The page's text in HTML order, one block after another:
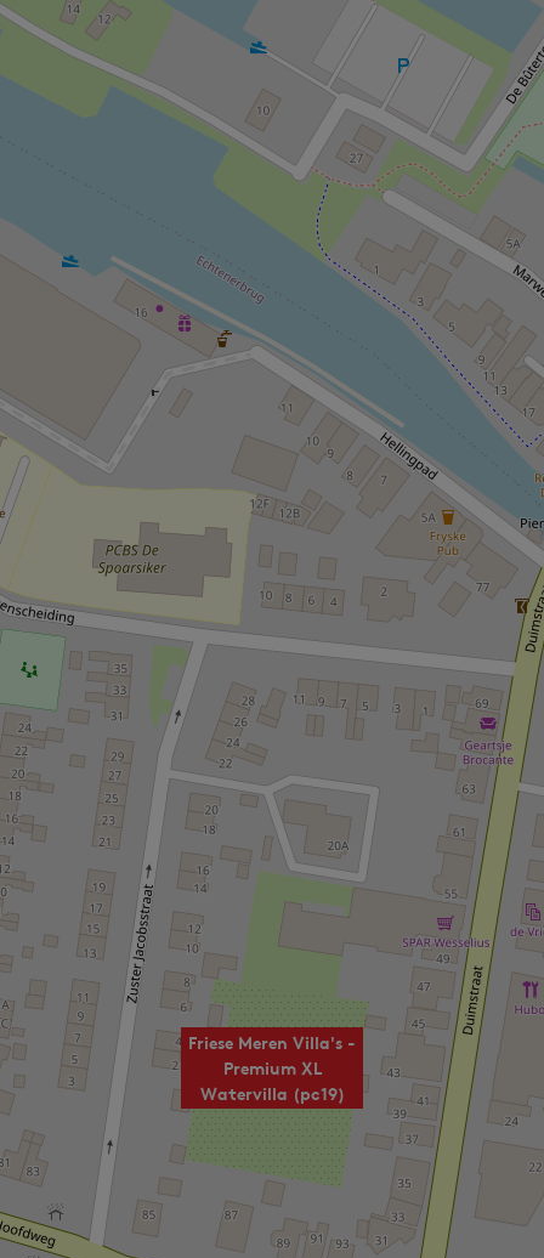
Friese Meren Villa's -
Premium XL
Watervilla (pc19)